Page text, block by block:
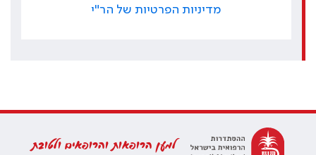
מדיניות הפרטיות של הר"י
למען הרופאות והרופאים ולטובת